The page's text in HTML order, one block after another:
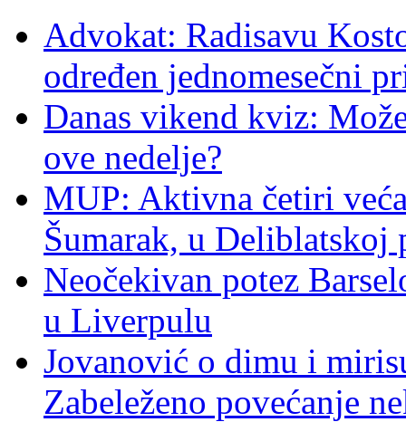
Advokat: Radisavu
određen jednomesečni
Danas vikend kviz:
ove nedelje?
MUP: Aktivna četiri
Šumarak, u Deliblatskoj
Neočekivan potez
u Liverpulu
Jovanović o dimu i
Zabeleženo povećanje